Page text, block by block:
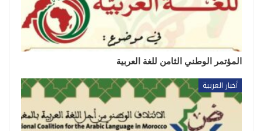
المؤتمر الوطني الثامن للغة العربية
أخبار العربية